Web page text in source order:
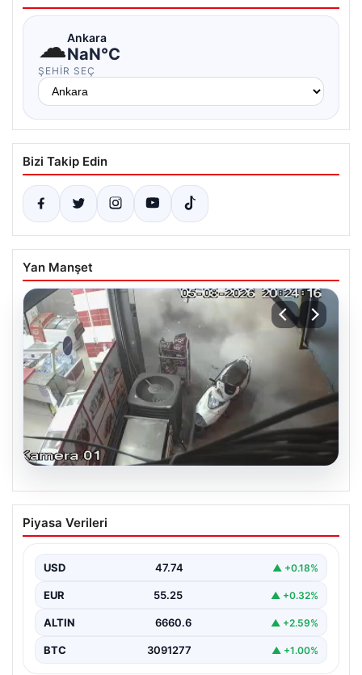
☁Ankara
NaN°C
ŞEHIR SEÇ
Bizi Takip Edin
Yan Manşet
06.08.2026
Bahçelievler’de 4 Katlı Binanın Çökmesi
ve Sonrası Güvenlik Önlemleri
bölge sakinleri ve yetkilileri korkutan anlara sahne oldu.
Piyasa Verileri
USD 47.74 ▲ +0.18%
EUR 55.25 ▲ +0.32%
ALTIN 6660.6 ▲ +2.59%
BTC 3091277 ▲ +1.00%